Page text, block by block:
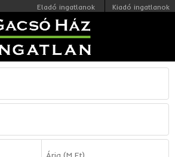
Eladó ingatlanok Kiadó ingatlanok